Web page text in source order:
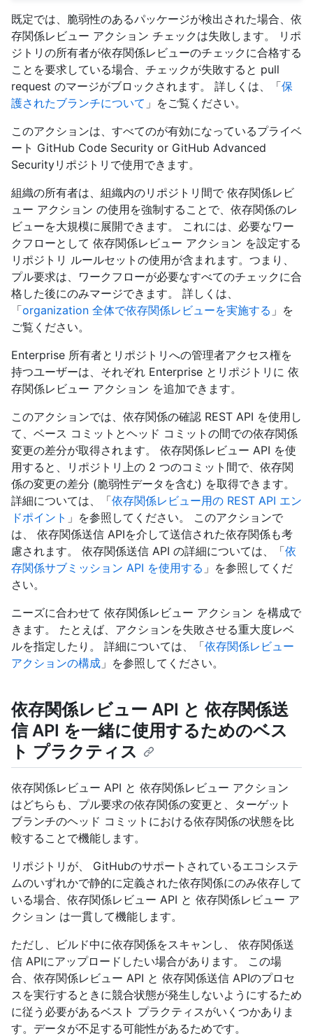
既定では、脆弱性のあるパッケージが検出された場合、依
存関係レビュー アクション チェックは失敗します。 リポ
ジトリの所有者が依存関係レビューのチェックに合格する
ことを要求している場合、チェックが失敗すると pull
request のマージがブロックされます。 詳しくは、「保
護されたブランチについて 」をご覧ください。
このアクションは、すべてのが有効になっているプライベ
ート GitHub Code Security or GitHub Advanced
Securityリポジトリで使用できます。
組織の所有者は、組織内のリポジトリ間で 依存関係レビ
ュー アクション の使用を強制することで、依存関係のレ
ビューを大規模に展開できます。 これには、必要なワー
クフローとして 依存関係レビュー アクション を設定する
リポジトリ ルールセットの使用が含まれます。つまり、
プル要求は、ワークフローが必要なすべてのチェックに合
格した後にのみマージできます。 詳しくは、
「organization 全体で依存関係レビューを実施する 」を
ご覧ください。
Enterprise 所有者とリポジトリへの管理者アクセス権を
持つユーザーは、それぞれ Enterprise とリポジトリに 依
存関係レビュー アクション を追加できます。
このアクションでは、依存関係の確認 REST API を使用し
て、ベース コミットとヘッド コミットの間での依存関係
変更の差分が取得されます。 依存関係レビュー API を使
用すると、リポジトリ上の 2 つのコミット間で、依存関
係の変更の差分 (脆弱性データを含む) を取得できます。
詳細については、「依存関係レビュー用の REST API エン
ドポイント 」を参照してください。 このアクションで
は、 依存関係送信 APIを介して送信された依存関係も考
慮されます。 依存関係送信 API の詳細については、「依
存関係サブミッション API を使用する 」を参照してくだ
さい。
ニーズに合わせて 依存関係レビュー アクション を構成で
きます。 たとえば、アクションを失敗させる重大度レベ
ルを指定したり。 詳細については、「依存関係レビュー
アクションの構成 」を参照してください。
依存関係レビュー API と 依存関係送
信 API を一緒に使用するためのベス
ト プラクティス
依存関係レビュー API と 依存関係レビュー アクション
はどちらも、プル要求の依存関係の変更と、ターゲット
ブランチのヘッド コミットにおける依存関係の状態を比
較することで機能します。
リポジトリが、 GitHubのサポートされているエコシステ
ムのいずれかで静的に定義された依存関係にのみ依存して
いる場合、依存関係レビュー API と 依存関係レビュー ア
クション は一貫して機能します。
ただし、ビルド中に依存関係をスキャンし、 依存関係送
信 APIにアップロードしたい場合があります。 この場
合、依存関係レビュー API と 依存関係送信 APIのプロセ
スを実行するときに競合状態が発生しないようにするため
に従う必要があるベスト プラクティスがいくつかありま
す。データが不足する可能性があるためです。